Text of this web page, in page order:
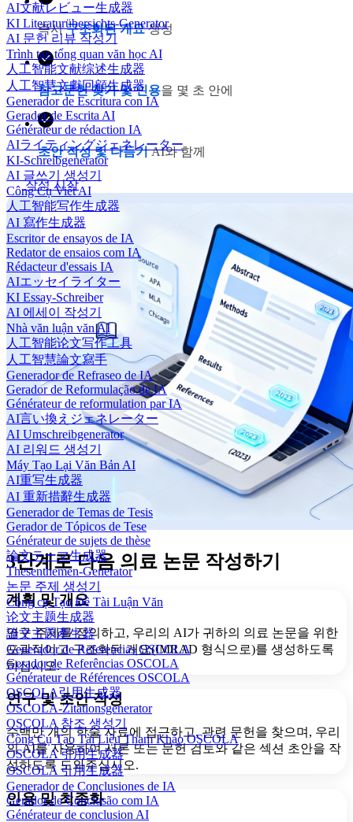
AI文献レビュー生成器
KI Literaturübersichts-Generator
AI 문헌 리뷰 작성기
Trình tạo tổng quan văn học AI
人工智能文献综述生成器
人工智慧文獻回顧生成器
Generador de Escritura con IA
Gerador de Escrita AI
Générateur de rédaction IA
AIライティングジェネレーター
KI-Schreibgenerator
AI 글쓰기 생성기
Công Cụ Viết AI
人工智能写作生成器
AI 寫作生成器
Escritor de ensayos de IA
Redator de ensaios com IA
Rédacteur d'essais IA
AIエッセイライター
KI Essay-Schreiber
AI 에세이 작성기
Nhà văn luận văn AI
人工智能论文写作工具
人工智慧論文寫手
Generador de Refraseo de IA
Gerador de Reformulação de IA
Générateur de reformulation par IA
AI言い換えジェネレーター
AI Umschreibgenerator
AI 리워드 생성기
Máy Tạo Lại Văn Bản AI
AI重写生成器
AI 重新措辭生成器
Generador de Temas de Tesis
Gerador de Tópicos de Tese
Générateur de sujets de thèse
論文テーマ生成器
Thesenthemen-Generator
논문 주제 생성기
Công cụ Tạo Đề Tài Luận Văn
论文主题生成器
論文主題產生器
Generador de Referencias OSCOLA
Gerador de Referências OSCOLA
Générateur de Références OSCOLA
OSCOLA引用生成器
OSCOLA-Zitationsgenerator
OSCOLA 참조 생성기
Công Cụ Tạo Tài Liệu Tham Khảo OSCOLA
OSCOLA 引用生成器
OSCOLA 引用生成器
Generador de Conclusiones de IA
Gerador de Conclusão com IA
Générateur de conclusion AI
즉시구조화된 개요생성
참고문헌 찾기 및 인용을 몇 초 안에
초안 작성 및 다듬기AI와 함께
작성 시작
3단계로 다음 의료 논문 작성하기
계획 및 개요
연구 주제를 정의하고, 우리의 AI가 귀하의 의료 논문을 위한
포괄적이고 구조화된 개요(IMRAD 형식으로)를 생성하도록
하십시오.
연구 및 초안 작성
수백만 개의 학술 자료에 접근하고, 관련 문헌을 찾으며, 우리
의 AI를 사용하여 서론 또는 문헌 검토와 같은 섹션 초안을 작
성하도록 도와주십시오.
인용 및 최종화